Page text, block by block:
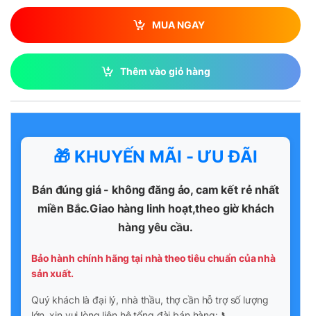
MUA NGAY
Thêm vào giỏ hàng
🎁 KHUYẾN MÃI - ƯU ĐÃI
Bán đúng giá - không đăng ảo, cam kết rẻ nhất
miền Bắc.Giao hàng linh hoạt,theo giờ khách
hàng yêu cầu.
Bảo hành chính hãng tại nhà theo tiêu chuẩn của nhà
sản xuất.
Quý khách là đại lý, nhà thầu, thợ cần hỗ trợ số lượng